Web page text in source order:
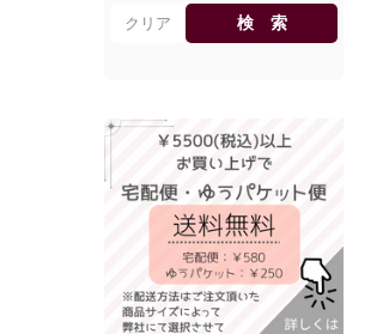
クリア 検 索